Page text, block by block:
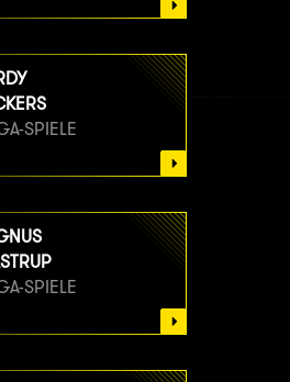
SPIELE
SPIELE